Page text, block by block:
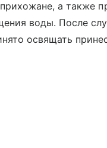
а также
воды. После
освящать